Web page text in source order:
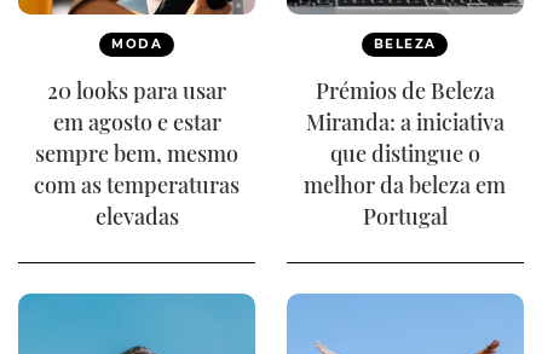
MODA
20 looks para usar
em agosto e estar
sempre bem, mesmo
com as temperaturas
elevadas
BELEZA
Prémios de Beleza
Miranda: a iniciativa
que distingue o
melhor da beleza em
Portugal